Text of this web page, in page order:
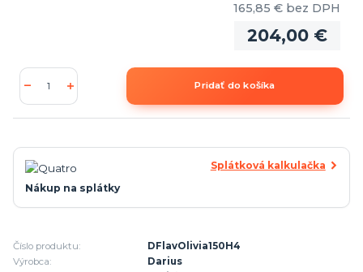
204,00 €
165,85 € bez DPH
Pridať do košíka
Splátková kalkulačka
Nákup na splátky
Číslo produktu:
DFlavOlivia150H4
Výrobca:
Darius